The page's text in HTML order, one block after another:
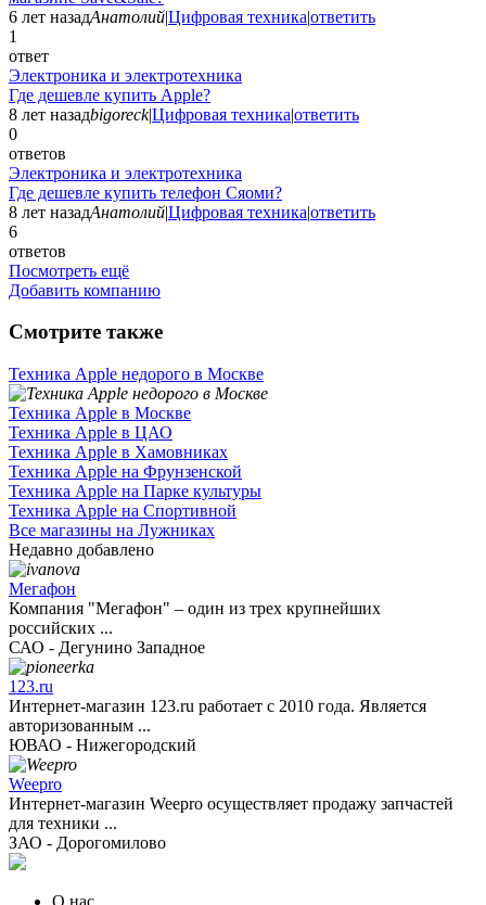
6 лет назадАнатолий|Цифровая техника|ответить
1
ответ
Электроника и электротехника
Где дешевле купить Apple?
8 лет назадbigoreck|Цифровая техника|ответить
0
ответов
Электроника и электротехника
Где дешевле купить телефон Сяоми?
8 лет назадАнатолий|Цифровая техника|ответить
6
ответов
Посмотреть ещё
Добавить компанию
Смотрите также
Техника Apple недорого в Москве
Техника Apple в Москве
Техника Apple в ЦАО
Техника Apple в Хамовниках
Техника Apple на Фрунзенской
Техника Apple на Парке культуры
Техника Apple на Спортивной
Все магазины на Лужниках
Недавно добавлено
Мегафон
Компания "Мегафон" – один из трех крупнейших
российских ...
САО - Дегунино Западное
123.ru
Интернет-магазин 123.ru работает с 2010 года. Является
авторизованным ...
ЮВАО - Нижегородский
Weepro
Интернет-магазин Weepro осуществляет продажу запчастей
для техники ...
ЗАО - Дорогомилово
О нас